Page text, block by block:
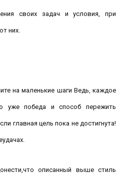
своих задач и условия, при
них.
на маленькие шаги Ведь, каждое
уже победа и способ пережить
главная цель пока не достигнута!
описанный выше стиль